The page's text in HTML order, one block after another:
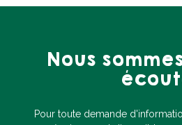
Nous
Pour toute demande